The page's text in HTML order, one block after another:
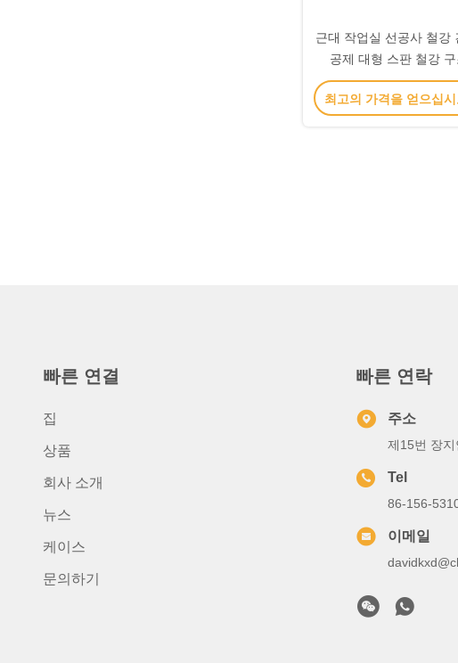
근대 작업실 선공사 철강
공제 대형 스판 철강
최고의 가격을 얻으십시
빠른 연결
집
상품
회사 소개
뉴스
케이스
문의하기
빠른 연락
주소
제15번 장
Tel
86-156-
이메일